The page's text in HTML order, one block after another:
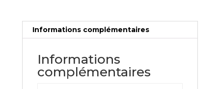
Informations complémentaires
Informations
complémentaires